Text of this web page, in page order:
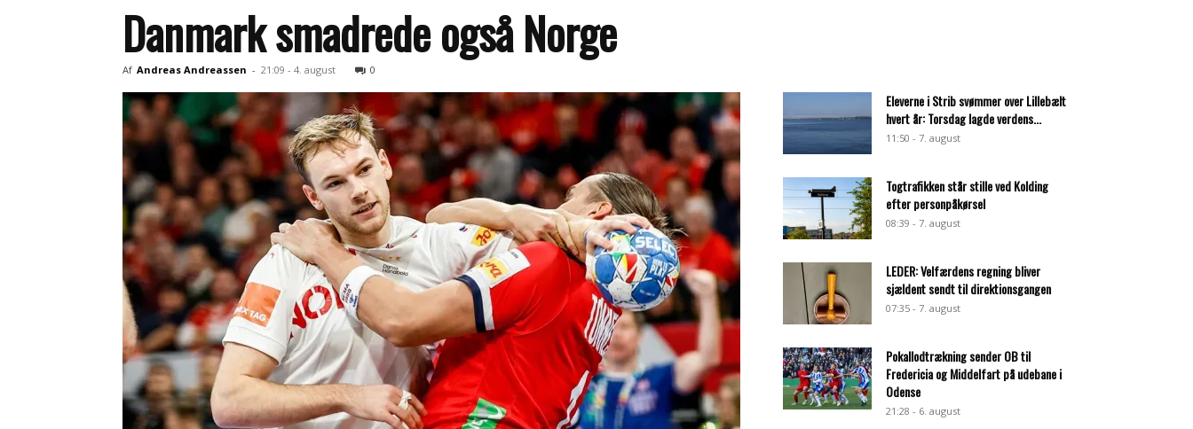
Danmark smadrede også Norge
Af Andreas Andreassen - 21:09 - 4. august 0
Eleverne i Strib svømmer over Lillebælt
hvert år: Torsdag lagde verdens...
11:50 - 7. august
Togtrafikken står stille ved Kolding
efter personpåkørsel
08:39 - 7. august
LEDER: Velfærdens regning bliver
sjældent sendt til direktionsgangen
07:35 - 7. august
Pokallodtrækning sender OB til
Fredericia og Middelfart på udebane i
Odense
21:28 - 6. august